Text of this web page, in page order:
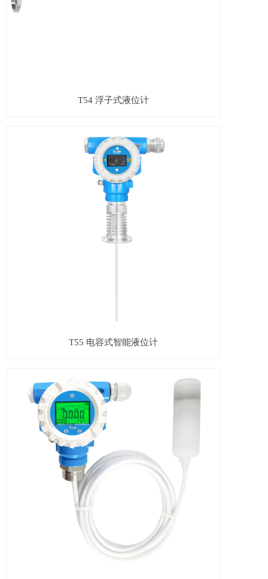
T54 浮子式液位计
T55 电容式智能液位计